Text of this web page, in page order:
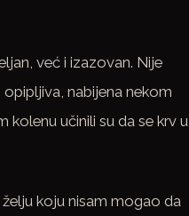
već i izazovan. Nije
nabijena nekom
kolenu učinili su da se krv u
koju nisam mogao da